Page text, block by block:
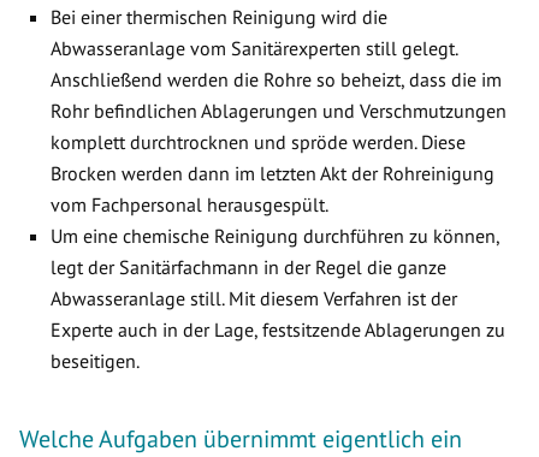
Bei einer thermischen Reinigung wird die
Abwasseranlage vom Sanitärexperten still gelegt.
Anschließend werden die Rohre so beheizt, dass die im
Rohr befindlichen Ablagerungen und Verschmutzungen
komplett durchtrocknen und spröde werden. Diese
Brocken werden dann im letzten Akt der Rohreinigung
vom Fachpersonal herausgespült.
Um eine chemische Reinigung durchführen zu können,
legt der Sanitärfachmann in der Regel die ganze
Abwasseranlage still. Mit diesem Verfahren ist der
Experte auch in der Lage, festsitzende Ablagerungen zu
beseitigen.
Welche Aufgaben übernimmt eigentlich ein